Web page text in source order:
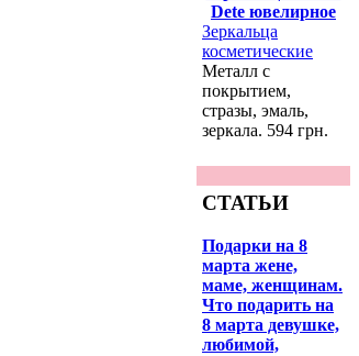
Dete ювелирное
Зеркальца
косметические
Металл с
покрытием,
стразы, эмаль,
зеркала. 594 грн.
СТАТЬИ
Подарки на 8
марта жене,
маме, женщинам.
Что подарить на
8 марта девушке,
любимой,